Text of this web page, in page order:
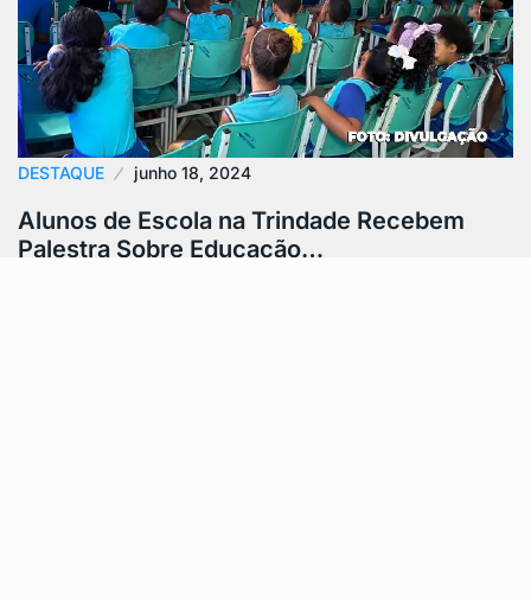
DESTAQUE junho 18, 2024
Alunos de Escola na Trindade Recebem
Palestra Sobre Educação…